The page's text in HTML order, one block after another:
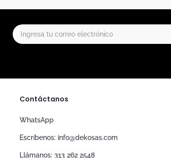
Contáctanos
WhatsApp
Escríbenos: info@dekosas.com
Llámanos: 313 262 2548